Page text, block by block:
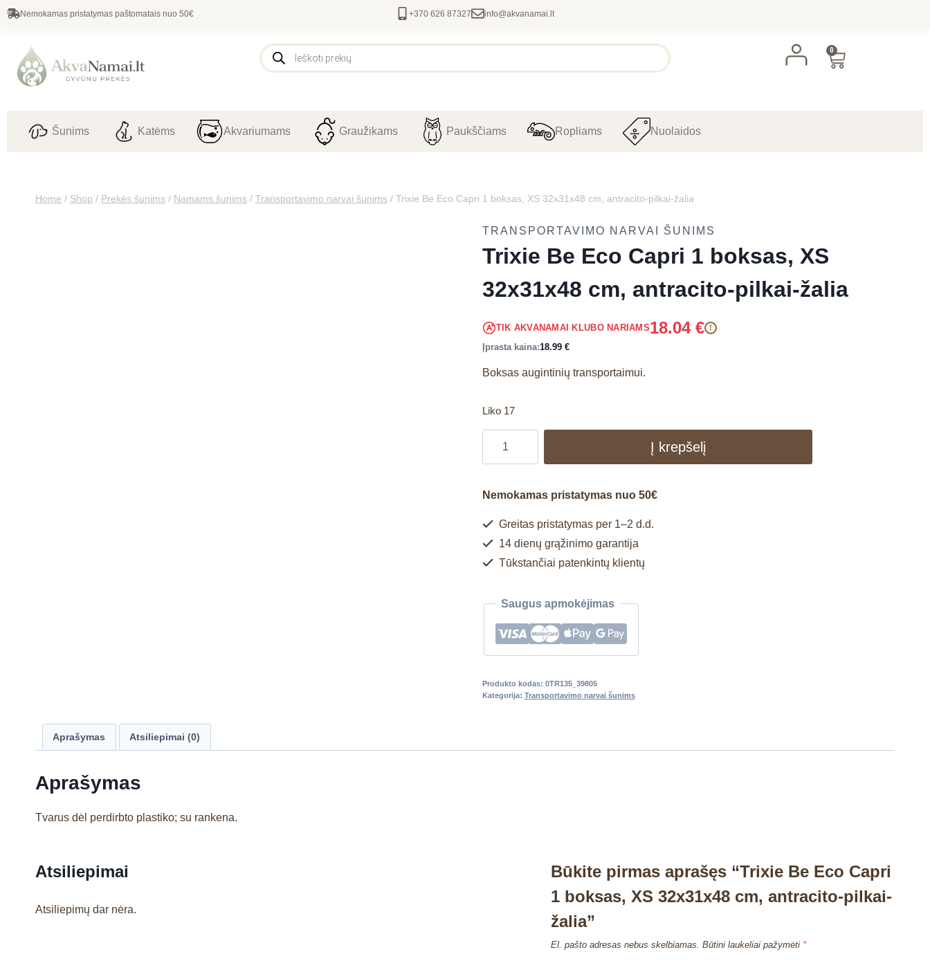
Nemokamas pristatymas paštomatais nuo 50€ +370 626 87327 info@akvanamai.lt
0
Šunims Katėms Akvariumams Graužikams Paukščiams Ropliams Nuolaidos
Home / Shop / Prekės šunims / Namams šunims / Transportavimo narvai šunims / Trixie Be Eco Capri 1 boksas, XS 32x31x48 cm, antracito-pilkai-žalia
TRANSPORTAVIMO NARVAI ŠUNIMS
Trixie Be Eco Capri 1 boksas, XS
32x31x48 cm, antracito-pilkai-žalia
TIK AKVANAMAI KLUBO NARIAMS18.04 € !
Įprasta kaina:18.99 €
Boksas augintinių transportaimui.
Liko 17
Į krepšelį
Nemokamas pristatymas nuo 50€
Greitas pristatymas per 1–2 d.d.
14 dienų grąžinimo garantija
Tūkstančiai patenkintų klientų
Saugus apmokėjimas
Produkto kodas: 0TR135_39805
Kategorija: Transportavimo narvai šunims
Aprašymas Atsiliepimai (0)
Aprašymas
Tvarus dėl perdirbto plastiko; su rankena.
Atsiliepimai
Atsiliepimų dar nėra.
Būkite pirmas aprašęs “Trixie Be Eco Capri
1 boksas, XS 32x31x48 cm, antracito-pilkai-
žalia”
El. pašto adresas nebus skelbiamas. Būtini laukeliai pažymėti *